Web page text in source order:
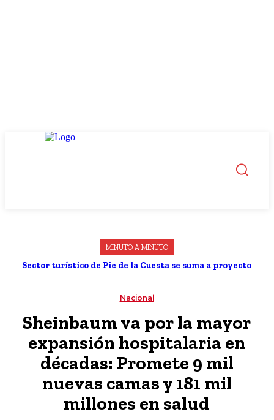
MINUTO A MINUTO
Sector turístico de Pie de la Cuesta se suma a proyecto
Nacional
Sheinbaum va por la mayor
expansión hospitalaria en
décadas: Promete 9 mil
nuevas camas y 181 mil
millones en salud